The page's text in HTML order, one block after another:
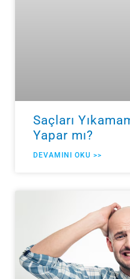
Saçları
Yapar mı?
DEVAMINI OKU >>